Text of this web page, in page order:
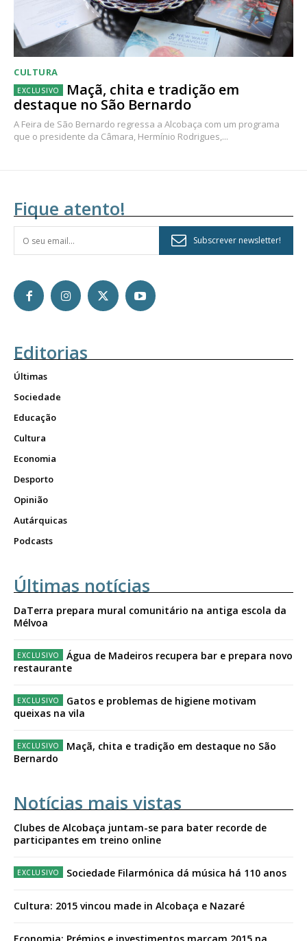
CULTURA
Maçã, chita e tradição em
destaque no São Bernardo
A Feira de São Bernardo regressa a Alcobaça com um programa
que o presidente da Câmara, Hermínio Rodrigues,...
Fique atento!
Subscrever newsletter!
Editorias
Últimas
Sociedade
Educação
Cultura
Economia
Desporto
Opinião
Autárquicas
Podcasts
Últimas notícias
DaTerra prepara mural comunitário na antiga escola da
Mélvoa
Água de Madeiros recupera bar e prepara novo
restaurante
Gatos e problemas de higiene motivam
queixas na vila
Maçã, chita e tradição em destaque no São
Bernardo
Notícias mais vistas
Clubes de Alcobaça juntam-se para bater recorde de
participantes em treino online
Sociedade Filarmónica dá música há 110 anos
Cultura: 2015 vincou made in Alcobaça e Nazaré
Economia: Prémios e investimentos marcam 2015 na